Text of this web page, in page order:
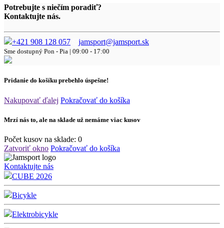
Potrebujte s niečím poradiť?
Kontaktujte nás.
+421 908 128 057 jamsport@jamsport.sk
Sme dostupný Pon - Pia | 09:00 - 17:00
Pridanie do košíku prebehlo úspešne!
Nakupovať ďalej Pokračovať do košíka
Mrzí nás to, ale na sklade už nemáme viac kusov
Počet kusov na sklade: 0
Zatvoriť okno Pokračovať do košíka
Kontaktujte nás
CUBE 2026
Bicykle
Elektrobicykle